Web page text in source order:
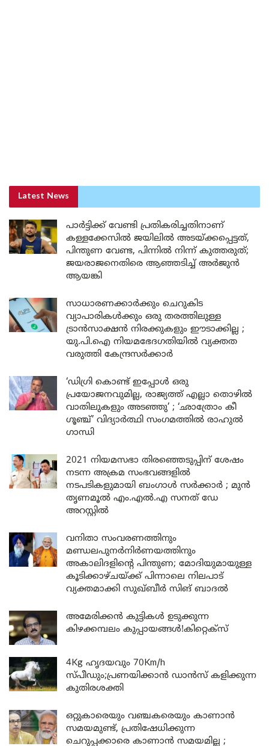
Latest News
പാർട്ടിക്ക് വേണ്ടി പ്രതികരിച്ചതിനാണ്
കള്ളക്കേസിൽ ജയിലിൽ അടയ്ക്കപ്പെട്ടത്,
പിന്തുണ വേണ്ട, പിന്നിൽ നിന്ന് കുത്തരുത്;
ജയരാജനെതിരെ ആഞ്ഞടിച്ച് അർജുൻ
ആയങ്കി
സാധാരണക്കാർക്കും ചെറുകിട
വ്യാപാരികൾക്കും ഒരു തരത്തിലുള്ള
ട്രാൻസാക്ഷൻ നിരക്കുകളും ഈടാക്കില്ല ;
യു.പി.ഐ നിയമഭേദഗതിയിൽ വ്യക്തത
വരുത്തി കേന്ദ്രസർക്കാർ
‘ഡിഗ്രി കൊണ്ട് ഇപ്പോൾ ഒരു
പ്രയോജനവുമില്ല, രാജ്യത്ത് എല്ലാ തൊഴിൽ
വാതിലുകളും അടഞ്ഞു’ ; ‘ഛാത്രോം കീ
ഗൂഞ്ച്’ വിദ്യാർത്ഥി സംഗമത്തിൽ രാഹുൽ
ഗാന്ധി
2021 നിയമസഭാ തിരഞ്ഞെടുപ്പിന് ശേഷം
നടന്ന അക്രമ സംഭവങ്ങളിൽ
നടപടികളുമായി ബംഗാൾ സർക്കാർ ; മുൻ
തൃണമൂൽ എം.എൽ.എ സനത് ഡേ
അറസ്റ്റിൽ
വനിതാ സംവരണത്തിനും
മണ്ഡലപുനർനിർണയത്തിനും
അകാലിദളിന്റെ പിന്തുണ; മോദിയുമായുള്ള
കൂടിക്കാഴ്ചയ്ക്ക് പിന്നാലെ നിലപാട്
വ്യക്തമാക്കി സുഖ്ബീർ സിങ് ബാദൽ
അമേരിക്കൻ കുട്ടികൾ ഉടുക്കുന്ന
കിഴക്കമ്പലം കുപ്പായങ്ങൾ!കിറ്റെക്സ്
4Kg ഹൃദയവും 70Km/h
സ്പീഡും;പ്രണയിക്കാൻ ഡാൻസ് കളിക്കുന്ന
കുതിരശക്തി
ഒറ്റുകാരെയും വഞ്ചകരെയും കാണാൻ
സമയമുണ്ട്, പ്രതിഷേധിക്കുന്ന
ചെറുപ്പക്കാരെ കാണാൻ സമയമില്ല ;